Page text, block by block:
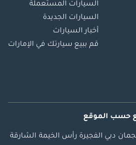
السيارات المستعملة
السيارات الجديدة
أخبار السيارات
قم ببيع سيارتك في الإمارات
حسب الموقع
دبي الفجيرة رأس الخيمة الشارقة